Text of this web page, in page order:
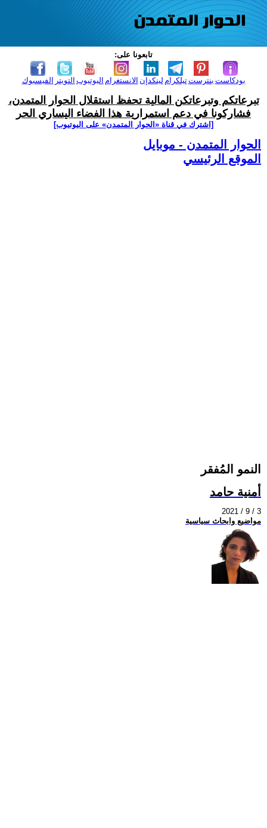
تابعونا على:
الفيسبوك التويتر اليوتيوب الانستغرام لينكدإن تيلكرامبنترست بودكاست
تبرعاتكم وتبرعاتكن المالية تحفظ استقلال الحوار المتمدن،
فشاركونا في دعم استمرارية هذا الفضاء اليساري الحر
[اشترك في قناة ‫«الحوار المتمدن» على اليوتيوب]
الحوار المتمدن - موبايل
الموقع الرئيسي
النمو المُفقر
أمنية حامد
2021 / 9 / 3
مواضيع وابحاث سياسية